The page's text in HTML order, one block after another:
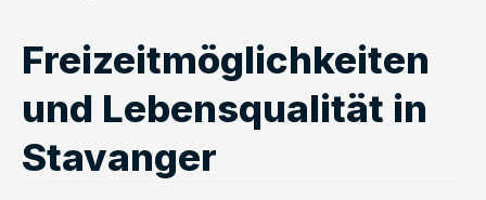
Freizeitmöglichkeiten
und Lebensqualität in
Stavanger